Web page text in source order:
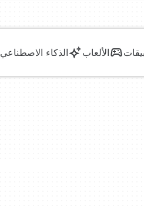
الألعاب الذكاء الاصطناعي